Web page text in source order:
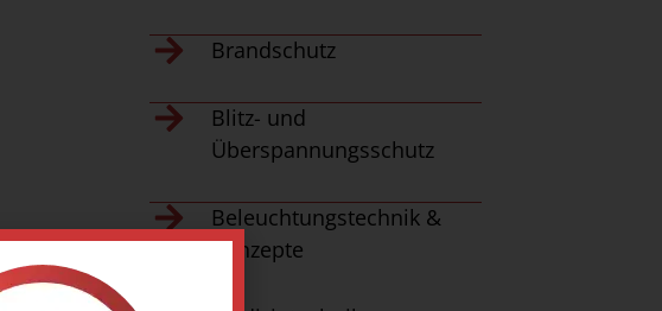
Brandschutz
Blitz- und
Überspannungsschutz
Beleuchtungstechnik &
Konzepte